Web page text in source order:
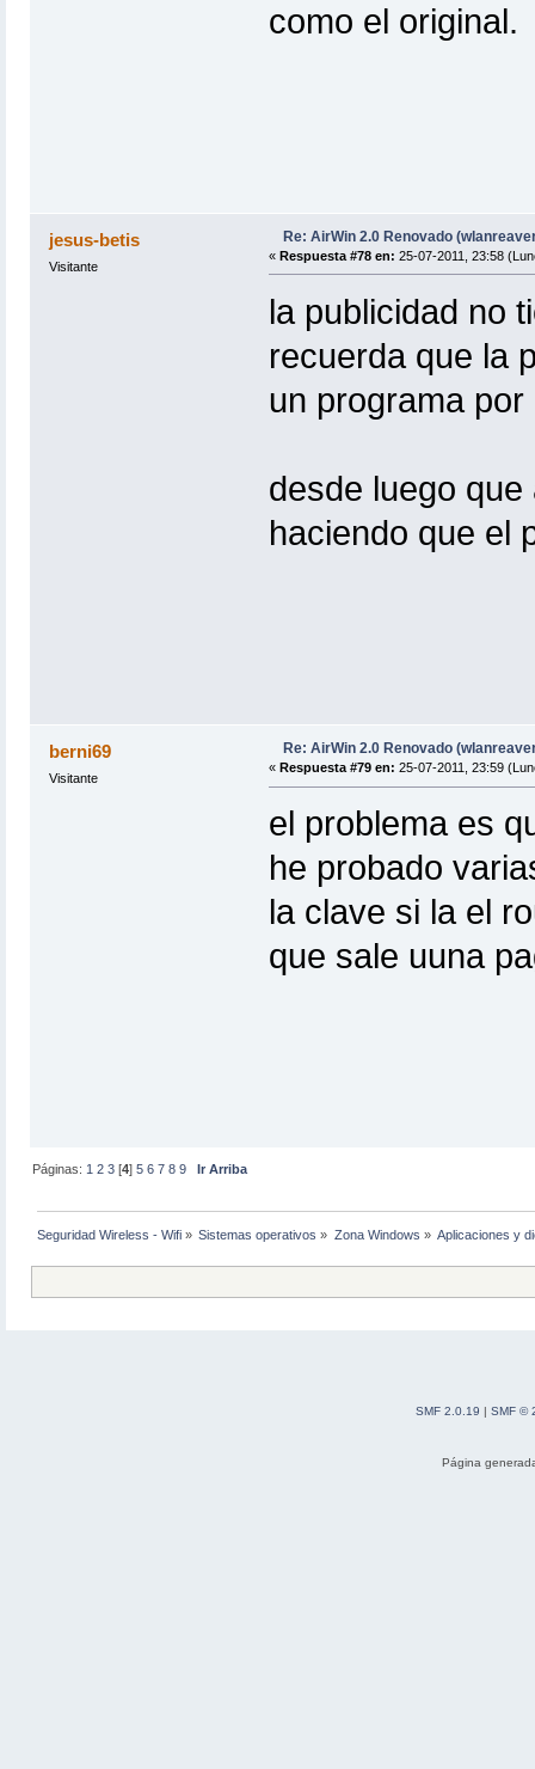
como el original.
jesus-betis
Visitante
Re: AirWin 2.0 Renovado
« Respuesta #78 en: 25-07-2011, 23:58
la publicidad no
recuerda que la
un programa
desde luego
haciendo que el
berni69
Visitante
Re: AirWin 2.0 Renovado
« Respuesta #79 en: 25-07-2011, 23:59
el problema es
he probado
la clave si la el
que sale uuna
Páginas: 1 2 3 [4]5 6 7 8 9 Ir Arriba
Seguridad Wireless - Wifi » Sistemas operativos » Zona Windows » Aplicaciones y
SMF 2.0.19 | SMF ©
Página